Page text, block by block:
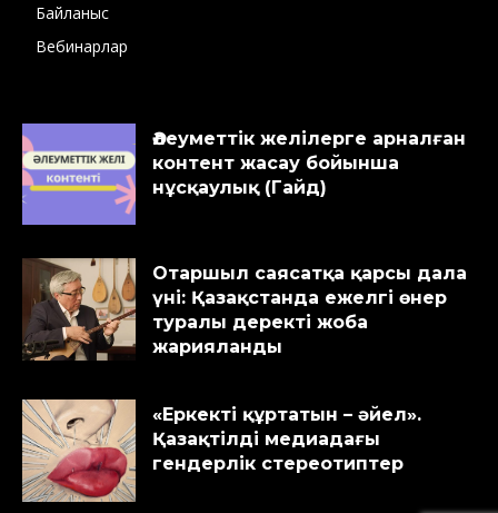
Байланыс
Вебинарлар
Әлеуметтік желілерге арналған
контент жасау бойынша
нұсқаулық (Гайд)
Отаршыл саясатқа қарсы дала
үні: Қазақстанда ежелгі өнер
туралы деректі жоба
жарияланды
«Еркекті құртатын – әйел».
Қазақтілді медиадағы
гендерлік стереотиптер